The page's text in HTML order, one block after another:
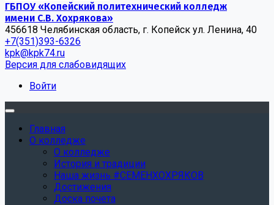
ГБПОУ «Копейский политехнический колледж
имени С.В. Хохрякова»
456618 Челябинская область, г. Копейск ул. Ленина, 40
+7(351)393-6326
kpk@kpk74.ru
Версия для слабовидящих
Войти
Главная
О колледже
О колледже
История и традиции
Наша жизнь #СЕМЕНХОХРЯКОВ
Достижения
Доска почета